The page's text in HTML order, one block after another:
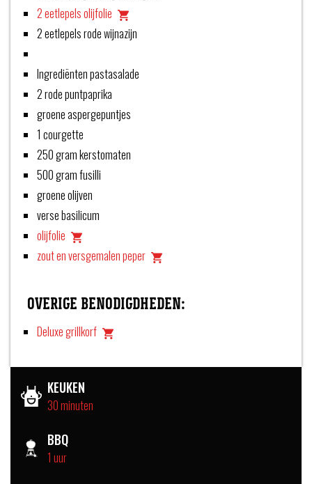
2 eetlepels olijfolie
2 eetlepels rode wijnazijn
Ingrediënten pastasalade
2 rode puntpaprika
groene aspergepuntjes
1 courgette
250 gram kerstomaten
500 gram fusilli
groene olijven
verse basilicum
olijfolie
zout en versgemalen peper
OVERIGE BENODIGDHEDEN:
Deluxe grillkorf
KEUKEN
30 minuten
BBQ
1 uur